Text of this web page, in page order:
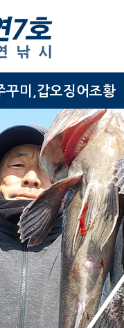
꾸미,갑오징어조황